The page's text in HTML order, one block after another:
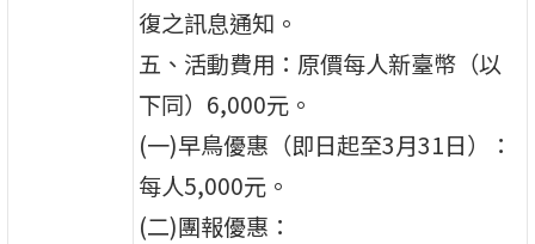
復之訊息通知。
五、活動費用：原價每人新臺幣（以
下同）6,000元。
(一)早鳥優惠（即日起至3月31日）：
每人5,000元。
(二)團報優惠：